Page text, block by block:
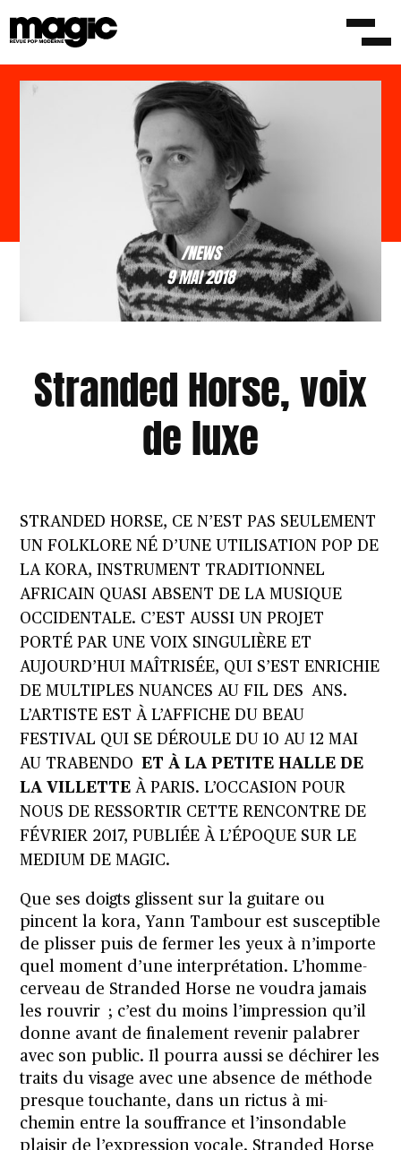
/NEWS
9 MAI 2018
Stranded Horse, voix
de luxe
STRANDED HORSE, CE N’EST PAS SEULEMENT
UN FOLKLORE NÉ D’UNE UTILISATION POP DE
LA KORA, INSTRUMENT TRADITIONNEL
AFRICAIN QUASI ABSENT DE LA MUSIQUE
OCCIDENTALE. C’EST AUSSI UN PROJET
PORTÉ PAR UNE VOIX SINGULIÈRE ET
AUJOURD’HUI MAÎTRISÉE, QUI S’EST ENRICHIE
DE MULTIPLES NUANCES AU FIL DES ANS.
L’ARTISTE EST À L’AFFICHE DU BEAU
FESTIVAL QUI SE DÉROULE DU 10 AU 12 MAI
AU TRABENDOET À LA PETITE HALLE DE
LA VILLETTE À PARIS. L’OCCASION POUR
NOUS DE RESSORTIR CETTE RENCONTRE DE
FÉVRIER 2017, PUBLIÉE À L’ÉPOQUE SUR LE
MEDIUM DE MAGIC.
Que ses doigts glissent sur la guitare ou
pincent la kora, Yann Tambour est susceptible
de plisser puis de fermer les yeux à n’importe
quel moment d’une interprétation. L’homme-
cerveau de Stranded Horse ne voudra jamais
les rouvrir ; c’est du moins l’impression qu’il
donne avant de finalement revenir palabrer
avec son public. Il pourra aussi se déchirer les
traits du visage avec une absence de méthode
presque touchante, dans un rictus à mi-
chemin entre la souffrance et l’insondable
plaisir de l’expression vocale. Stranded Horse